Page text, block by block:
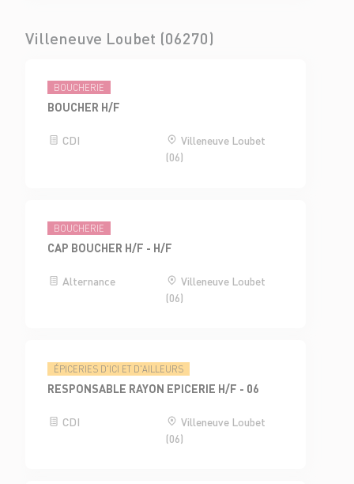
Villeneuve Loubet (06270)
BOUCHERIE
BOUCHER H/F
CDI
Villeneuve Loubet
(06)
BOUCHERIE
CAP BOUCHER H/F - H/F
Alternance
Villeneuve Loubet
(06)
ÉPICERIES D'ICI ET D'AILLEURS
RESPONSABLE RAYON EPICERIE H/F - 06
CDI
Villeneuve Loubet
(06)